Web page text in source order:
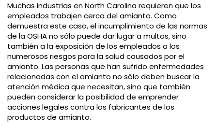
Muchas industrias en North Carolina requieren que los
empleados trabajen cerca del amianto. Como
demuestra este caso, el incumplimiento de las normas
de la OSHA no sólo puede dar lugar a multas, sino
también a la exposición de los empleados a los
numerosos riesgos para la salud causados por el
amianto. Las personas que han sufrido enfermedades
relacionadas con el amianto no sólo deben buscar la
atención médica que necesitan, sino que también
pueden considerar la posibilidad de emprender
acciones legales contra los fabricantes de los
productos de amianto.